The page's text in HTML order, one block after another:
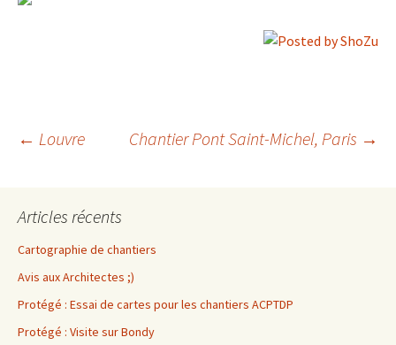
des
articles
← Louvre Chantier Pont Saint-Michel, Paris →
Articles récents
Cartographie de chantiers
Avis aux Architectes ;)
Protégé : Essai de cartes pour les chantiers ACPTDP
Protégé : Visite sur Bondy